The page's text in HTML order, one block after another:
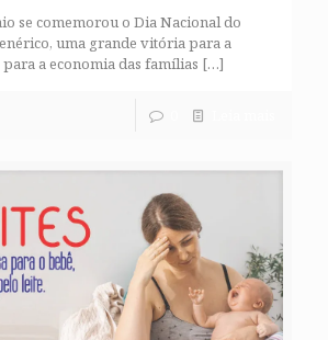
se comemorou o Dia Nacional do
uma grande vitória para a
para a economia das famílias […]